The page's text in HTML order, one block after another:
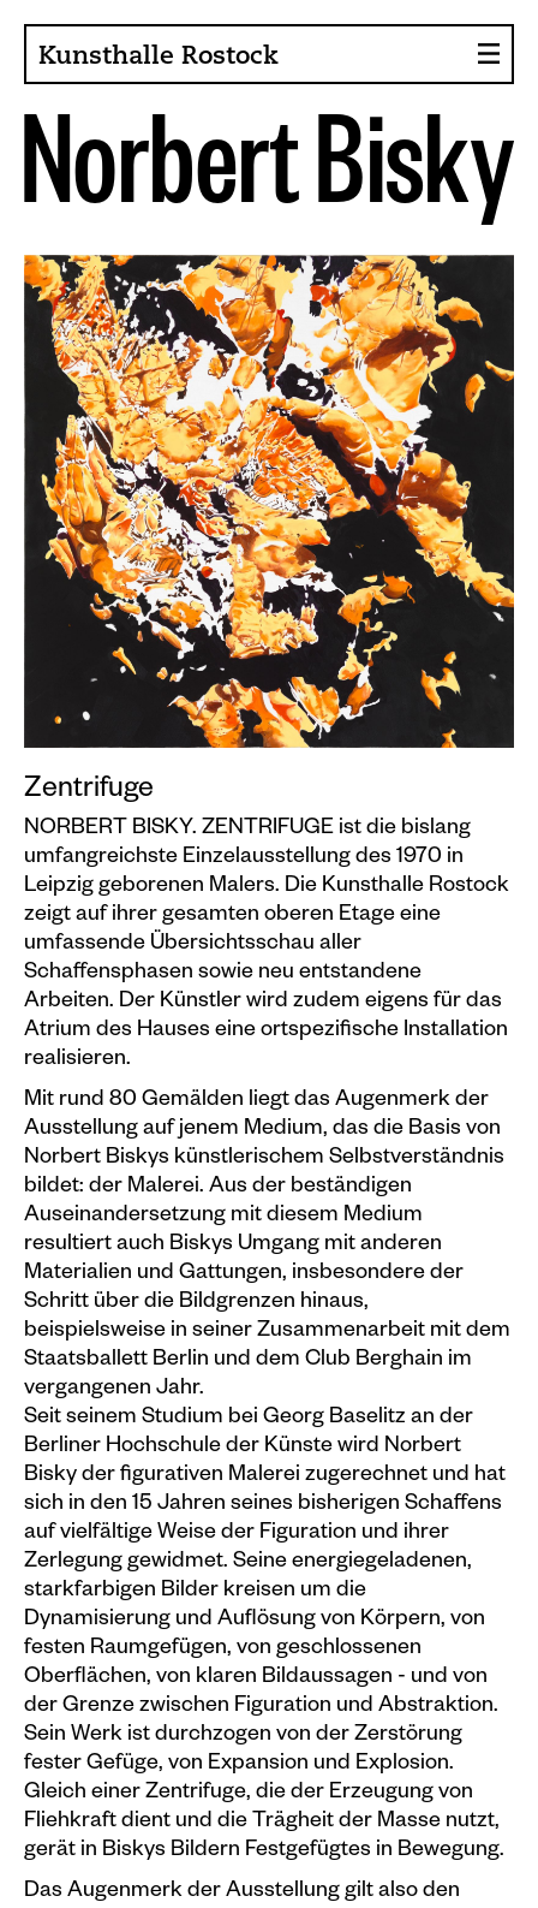
Kunsthalle Rostock
About the Art Hall
Collection
Contact persons
Sponsors, Projects
Presse
Café, Bistro
Current issues
News
Events calendar
Information
Visit
Programm
Kunstvermittlung &
Museumspädagogik
Exhibitions
Current
Preview
Archive
Shop
Kataloge
Plakate
Sondereditionen
Editionen
Merchandise
NorbertBisky
Zentrifuge
NORBERT BISKY. ZENTRIFUGE ist die bislang
umfangreichste Einzelausstellung des 1970 in
Leipzig geborenen Malers. Die Kunsthalle Rostock
zeigt auf ihrer gesamten oberen Etage eine
umfassende Übersichtsschau aller
Schaffensphasen sowie neu entstandene
Arbeiten. Der Künstler wird zudem eigens für das
Atrium des Hauses eine ortspezifische Installation
realisieren.
Mit rund 80 Gemälden liegt das Augenmerk der
Ausstellung auf jenem Medium, das die Basis von
Norbert Biskys künstlerischem Selbstverständnis
bildet: der Malerei. Aus der beständigen
Auseinandersetzung mit diesem Medium
resultiert auch Biskys Umgang mit anderen
Materialien und Gattungen, insbesondere der
Schritt über die Bildgrenzen hinaus,
beispielsweise in seiner Zusammenarbeit mit dem
Staatsballett Berlin und dem Club Berghain im
vergangenen Jahr.
Seit seinem Studium bei Georg Baselitz an der
Berliner Hochschule der Künste wird Norbert
Bisky der figurativen Malerei zugerechnet und hat
sich in den 15 Jahren seines bisherigen Schaffens
auf vielfältige Weise der Figuration und ihrer
Zerlegung gewidmet. Seine energiegeladenen,
starkfarbigen Bilder kreisen um die
Dynamisierung und Auflösung von Körpern, von
festen Raumgefügen, von geschlossenen
Oberflächen, von klaren Bildaussagen - und von
der Grenze zwischen Figuration und Abstraktion.
Sein Werk ist durchzogen von der Zerstörung
fester Gefüge, von Expansion und Explosion.
Gleich einer Zentrifuge, die der Erzeugung von
Fliehkraft dient und die Trägheit der Masse nutzt,
gerät in Biskys Bildern Festgefügtes in Bewegung.
Das Augenmerk der Ausstellung gilt also den